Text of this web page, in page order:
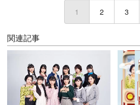
1 (current)
2 3
関連記事